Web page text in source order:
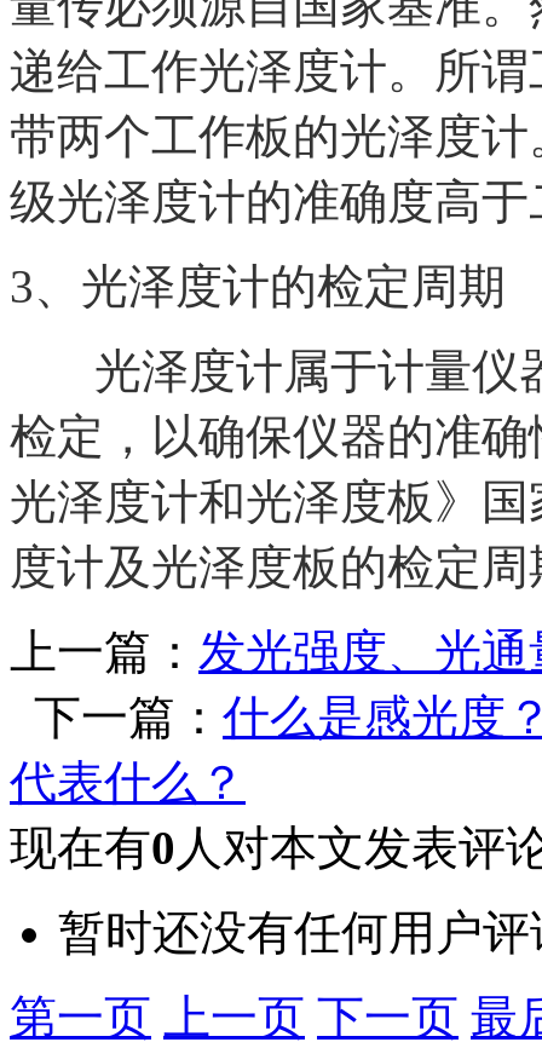
递给工作光泽度计。所
带两个工作板的光泽度
级光泽度计的准确度高于
3、光泽度计的检定周期
光泽度计属于计量仪
检定，以确保仪器的准确
光泽度计和光泽度板》
度计及光泽度板的检定
上一篇： 发光强度、光
下一篇： 什么是感光度
代表什么？
现在有0 人对本文发表评
暂时还没有任何用户评
第一页
上一页 下一页 最